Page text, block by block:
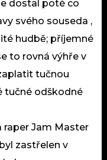
dostal poté co
svého souseda ,
hudbě; příjemné
to rovná výhře v
tučnou
tučné odškodné
raper Jam Master
zastřelen v